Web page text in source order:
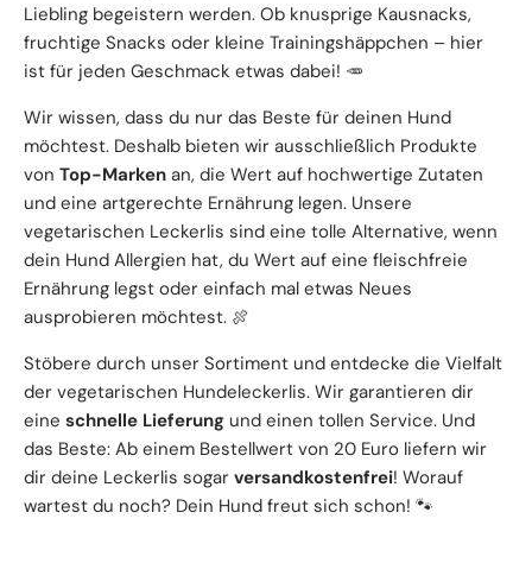
Liebling begeistern werden. Ob knusprige Kausnacks,
fruchtige Snacks oder kleine Trainingshäppchen – hier
ist für jeden Geschmack etwas dabei! 🥕
Wir wissen, dass du nur das Beste für deinen Hund
möchtest. Deshalb bieten wir ausschließlich Produkte
von Top-Marken an, die Wert auf hochwertige Zutaten
und eine artgerechte Ernährung legen. Unsere
vegetarischen Leckerlis sind eine tolle Alternative, wenn
dein Hund Allergien hat, du Wert auf eine fleischfreie
Ernährung legst oder einfach mal etwas Neues
ausprobieren möchtest. 🍖
Stöbere durch unser Sortiment und entdecke die Vielfalt
der vegetarischen Hundeleckerlis. Wir garantieren dir
eine schnelle Lieferung und einen tollen Service. Und
das Beste: Ab einem Bestellwert von 20 Euro liefern wir
dir deine Leckerlis sogar versandkostenfrei! Worauf
wartest du noch? Dein Hund freut sich schon! 🐾